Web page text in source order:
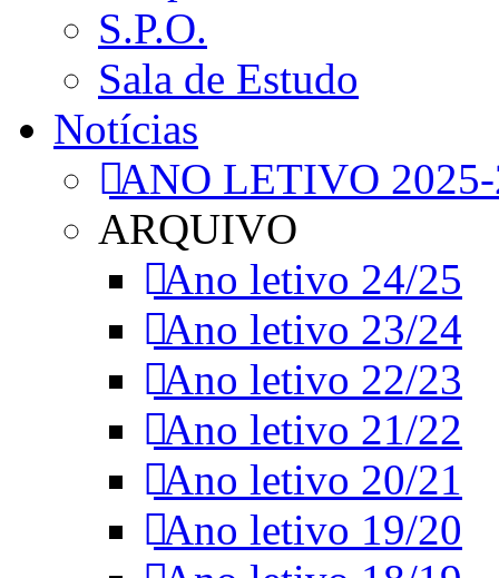
S.P.O.
Sala de Estudo
Notícias
ANO LETIVO
ARQUIVO
Ano letivo 24/25
Ano letivo 23/24
Ano letivo 22/23
Ano letivo 21/22
Ano letivo 20/21
Ano letivo 19/20